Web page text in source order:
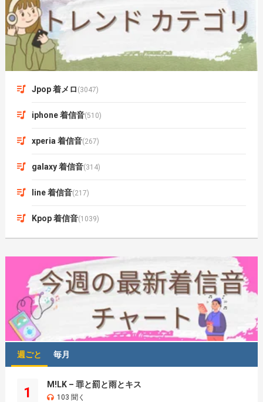
Jpop 着メロ (3047)
iphone 着信音(510)
xperia 着信音(267)
galaxy 着信音(314)
line 着信音(217)
Kpop 着信音(1039)
週ごと 毎月
1
M!LK – 罪と罰と雨とキス
103 聞く